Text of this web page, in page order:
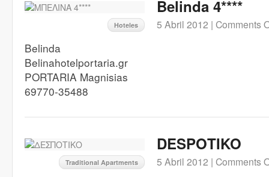
Hoteles
Belinda 4****
5 Abril 2012 | Comments
Belinda
Belinahotelportaria.gr
PORTARIA Magnisias
69770-35488
Traditional Apartments
DESPOTIKO
5 Abril 2012 | Comments